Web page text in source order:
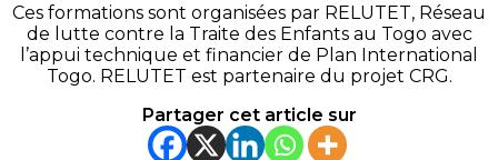
Ces formations sont organisées par RELUTET, Réseau
de lutte contre la Traite des Enfants au Togo avec
l’appui technique et financier de Plan International
Togo. RELUTET est partenaire du projet CRG.
Partager cet article sur